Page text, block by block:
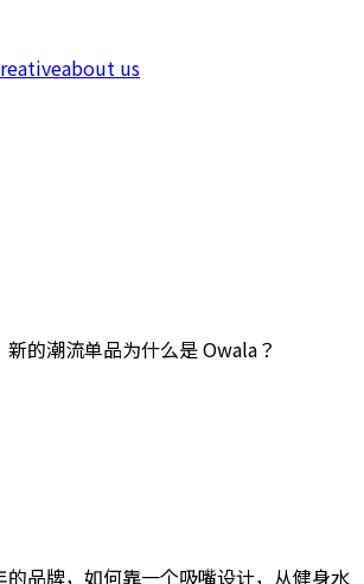
about us
的潮流单品为什么是 Owala？
的品牌，如何靠一个吸嘴设计，从健身水